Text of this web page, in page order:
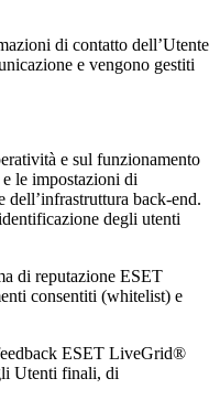
di contatto dell’Utente
e vengono gestiti
e sul funzionamento
le impostazioni di
back-end.
degli utenti
di reputazione ESET
consentiti (whitelist) e
ESET LiveGrid®
Utenti finali, di